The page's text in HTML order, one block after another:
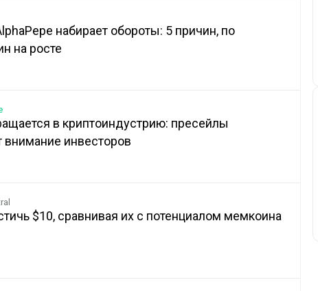
набирает обороты: 5 причин, по
на росте
в криптоиндустрию: пресейлы
внимание инвесторов
$10, сравнивая их с потенциалом мемкоина